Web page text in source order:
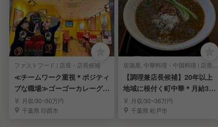
ファストフード | 店長・店長候補
≪チームワーク重視＊ポジティ
ブな職場≫ゴーゴーカレーグル
ープで店長候補募集
月収/30~50万円
千葉県 印西市
居酒屋, 中華料理・中国料理 | 店長・店長候補
【調理兼店長候補】20年以上
地域に根付く町中華＊月給30
万〜＊車・バイク可
月収/30~36万円
千葉県 松戸市